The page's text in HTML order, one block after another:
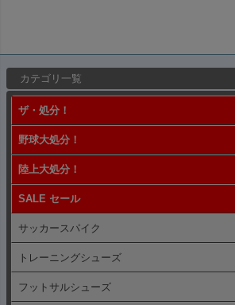
カテゴリ一覧
ザ・処分！
野球大処分！
陸上大処分！
SALE セール
サッカースパイク
トレーニングシューズ
フットサルシューズ